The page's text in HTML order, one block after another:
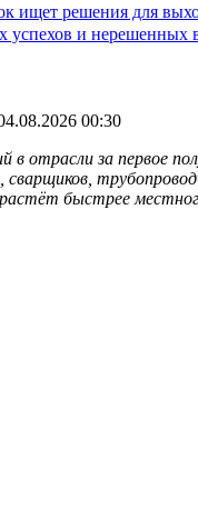
ищет решения для
успехов и нерешенных
00:30
отрасли за первое
быстрее